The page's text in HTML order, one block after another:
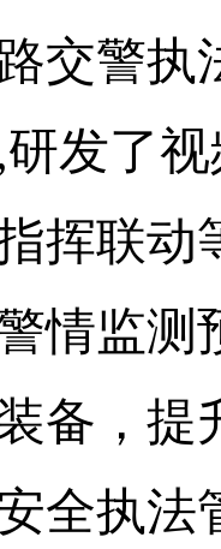
交警
研发了
挥联动
情监
备，提
全执法